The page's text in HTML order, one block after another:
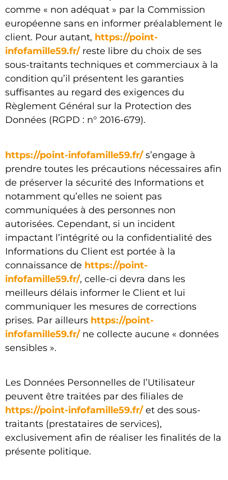
comme « non adéquat » par la Commission
européenne sans en informer préalablement le
client. Pour autant, https://point-
infofamille59.fr/reste libre du choix de ses
sous-traitants techniques et commerciaux à la
condition qu’il présentent les garanties
suffisantes au regard des exigences du
Règlement Général sur la Protection des
Données (RGPD : n° 2016-679).
https://point-infofamille59.fr/s’engage à
prendre toutes les précautions nécessaires afin
de préserver la sécurité des Informations et
notamment qu’elles ne soient pas
communiquées à des personnes non
autorisées. Cependant, si un incident
impactant l’intégrité ou la confidentialité des
Informations du Client est portée à la
connaissance de https://point-
infofamille59.fr/, celle-ci devra dans les
meilleurs délais informer le Client et lui
communiquer les mesures de corrections
prises. Par ailleurs https://point-
infofamille59.fr/ne collecte aucune « données
sensibles ».
Les Données Personnelles de l’Utilisateur
peuvent être traitées par des filiales de
https://point-infofamille59.fr/et des sous-
traitants (prestataires de services),
exclusivement afin de réaliser les finalités de la
présente politique.